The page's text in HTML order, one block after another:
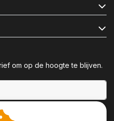
om op de hoogte te blijven.